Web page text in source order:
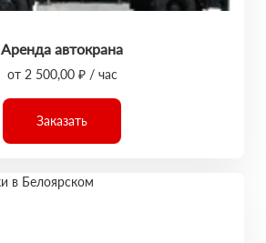
Аренда автокрана
от 2 500,00 ₽ / час
Заказать